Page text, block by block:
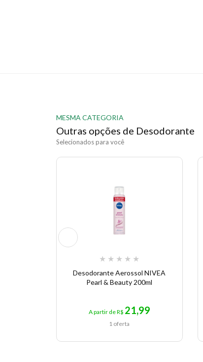
MESMA CATEGORIA
Outras opções de Desodorante
Selecionados para você
★ ★ ★ ★ ★
Desodorante Aerossol NIVEA
Pearl & Beauty 200ml
A partir de R$ 21,99
1 oferta